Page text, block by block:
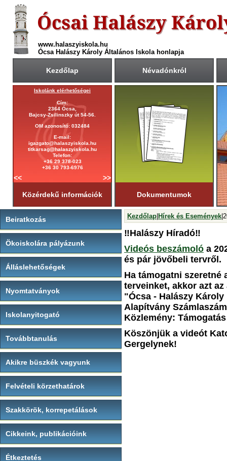
www.halaszyiskola.hu
Ócsa Halászy Károly Általános Iskola honlapja
Kezdőlap Névadónkról
Iskolánk elérhetőségei
Cím:
2364 Ócsa,
Bajcsy-Zsilinszky út 54-56.
OM azonosító: 032484
E-mail:
igazgato@halaszyiskola.hu
titkarsag@halaszyiskola.hu
Telefon:
+36 29 378-023
+36 30 793-6976
Első tanítási nap:
2025. szeptember 1. (hétfő)
Utolsó tanítási nap:
2026. június 19. (péntek)
Tanítási napok száma:
181 nap
Első félév
2026. január 23-igtart.
<< >>
Közérdekű információk Dokumentumok
Beiratkozás
Ökoiskolára pályázunk
Álláslehetőségek
Nyomtatványok
Iskolanyitogató
Továbbtanulás
Akikre büszkék vagyunk
Felvételi körzethatárok
Szakkörök, korrepetálások
Cikkeink, publikációink
Étkeztetés
Kezdőlap Hírek és Események
‼Halászy Híradó‼
Videós beszámoló a
és pár jövőbeli tervről.
Ha támogatni szeretné
terveinket, akkor azt
"Ócsa - Halászy
Alapítvány
Közlemény:
Köszönjük a videót
Gergelynek!